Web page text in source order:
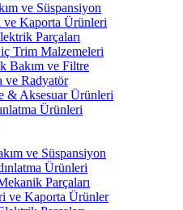
ve Süspansiyon
ve Kaporta Ürünleri
Parçaları
Trim Malzemeleri
Bakım ve Filtre
ve Radyatör
& Aksesuar Ürünleri
Ürünleri
ve Süspansiyon
Ürünleri
Parçaları
ve Kaporta Ürünler